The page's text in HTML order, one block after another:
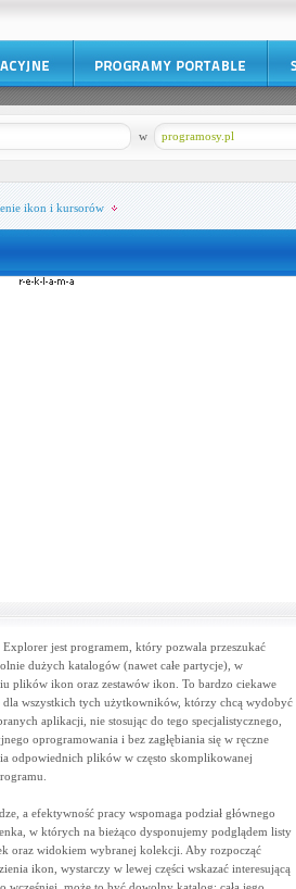
programosy.pl
w
ikon i kursorów
jest programem, który pozwala przeszukać
dużych katalogów (nawet całe partycje), w
plików ikon oraz zestawów ikon. To bardzo ciekawe
dla wszystkich tych użytkowników, którzy chcą wydobyć
aplikacji, nie stosując do tego specjalistycznego,
oprogramowania i bez zagłębiania się w ręczne
odpowiednich plików w często skomplikowanej
a efektywność pracy wspomaga podział głównego
w których na bieżąco dysponujemy podglądem listy
oraz widokiem wybranej kolekcji. Aby rozpocząć
ikon, wystarczy w lewej części wskazać interesującą